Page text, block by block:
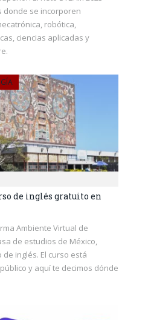
donde se incorporen
robótica,
ciencias aplicadas y
de inglés gratuito en
Ambiente Virtual de
de estudios de México,
inglés. El curso está
y aquí te decimos dónde